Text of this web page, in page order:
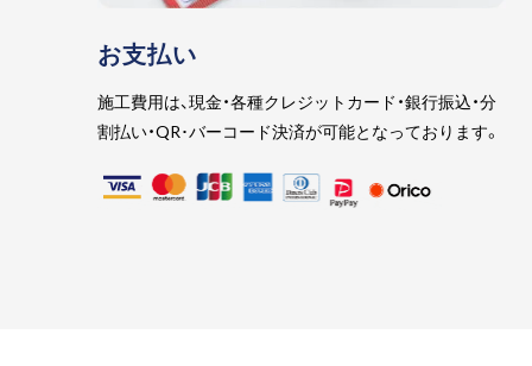
お支払い
施工費用は、現金・各種クレジットカード・銀行振込・分
割払い・QR･バーコード決済が可能となっております。